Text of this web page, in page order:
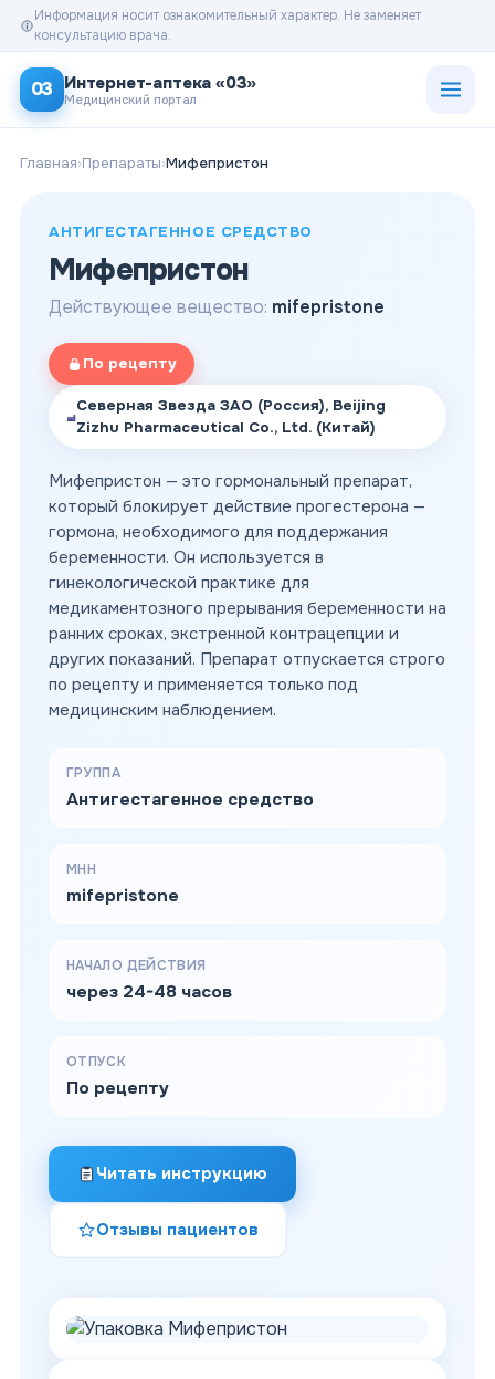
Информация носит ознакомительный характер. Не заменяет
консультацию врача.
03 Интернет-аптека «03»
Медицинский портал
Главная›Препараты›Мифепристон
АНТИГЕСТАГЕННОЕ СРЕДСТВО
Мифепристон
Действующее вещество: mifepristone
По рецепту
Северная Звезда ЗАО (Россия), Beijing
Zizhu Pharmaceutical Co., Ltd. (Китай)
Мифепристон — это гормональный препарат,
который блокирует действие прогестерона —
гормона, необходимого для поддержания
беременности. Он используется в
гинекологической практике для
медикаментозного прерывания беременности на
ранних сроках, экстренной контрацепции и
других показаний. Препарат отпускается строго
по рецепту и применяется только под
медицинским наблюдением.
ГРУППА
Антигестагенное средство
МНН
mifepristone
НАЧАЛО ДЕЙСТВИЯ
через 24-48 часов
ОТПУСК
По рецепту
Читать инструкцию
Отзывы пациентов